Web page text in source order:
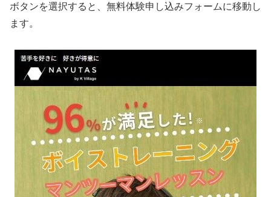
ボタンを選択すると、無料体験申し込みフォームに移動し
ます。